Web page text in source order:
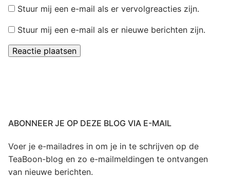
Stuur mij een e-mail als er vervolgreacties zijn.
Stuur mij een e-mail als er nieuwe berichten zijn.
ABONNEER JE OP DEZE BLOG VIA E-MAIL
Voer je e-mailadres in om je in te schrijven op de
TeaBoon-blog en zo e-mailmeldingen te ontvangen
van nieuwe berichten.